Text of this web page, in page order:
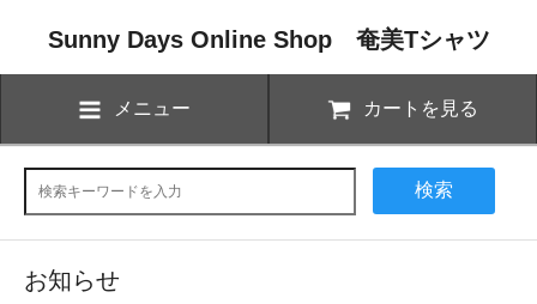
Sunny Days Online Shop 奄美Tシャツ
メニュー カートを見る
検索
お知らせ